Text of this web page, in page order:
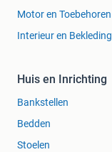
Motor en Toebehoren
Interieur en Bekleding
Huis en Inrichting
Bankstellen
Bedden
Stoelen